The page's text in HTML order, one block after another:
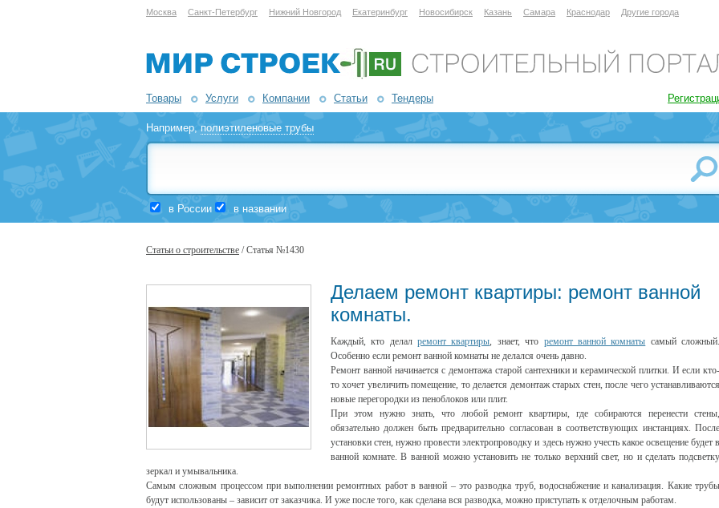
Москва Санкт-Петербург Нижний Новгород Екатеринбург Новосибирск Казань Самара Краснодар Другие города
Товары Услуги Компании Статьи Тендеры
Например,полиэтиленовые трубы
в России в названии
Статьи о строительстве / Статья №1430
Делаем ремонт квартиры: ремонт ванной
комнаты.
Каждый, кто делалремонт квартиры, знает, что ремонт ванной комнаты самый сложный.
Особенно если ремонт ванной комнаты не делался очень давно.
Ремонт ванной начинается с демонтажа старой сантехники и керамической плитки. И если кто-
то хочет увеличить помещение, то делается демонтаж старых стен, после чего устанавливаются
новые перегородки из пеноблоков или плит.
При этом нужно знать, что любой ремонт квартиры, где собираются перенести стены,
обязательно должен быть предварительно согласован в соответствующих инстанциях. После
установки стен, нужно провести электропроводку и здесь нужно учесть какое освещение будет в
ванной комнате. В ванной можно установить не только верхний свет, но и сделать подсветку
зеркал и умывальника.
Самым сложным процессом при выполнении ремонтных работ в ванной – это разводка труб, водоснабжение и канализация. Какие трубы
будут использованы – зависит от заказчика. И уже после того, как сделана вся разводка, можно приступать к отделочным работам.